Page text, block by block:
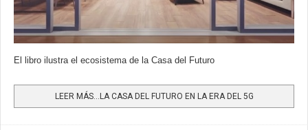
El libro ilustra el ecosistema de la Casa del Futuro
LEER MÁS…LA CASA DEL FUTURO EN LA ERA DEL 5G